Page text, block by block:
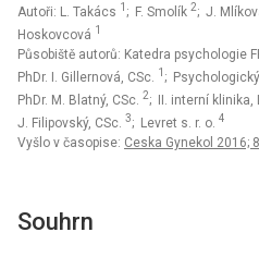
Autoři: L. Takács 1 ; F. Smolík 2; J.
Hoskovcová 1
Působiště autorů: Katedra psychologie
PhDr. I. Gillernová, CSc. 1 ;
PhDr. M. Blatný, CSc. 2; II. interní klinika,
J. Filipovský, CSc. 3; Levret s. r. o. 4
Vyšlo v časopise: Ceska Gynekol 2016;
Souhrn